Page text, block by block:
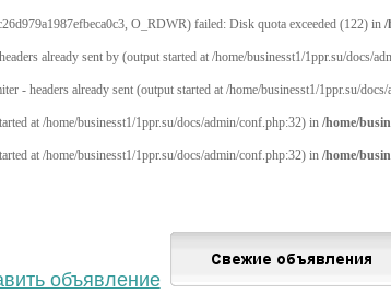
O_RDWR) failed: Disk quota exceeded (122) in /
already sent by (output started at /home/businesst1/1ppr.su/docs/
- headers already sent (output started at /home/businesst1/1ppr.su/
at /home/businesst1/1ppr.su/docs/admin/conf.php:32) in /home/
at /home/businesst1/1ppr.su/docs/admin/conf.php:32) in /home/